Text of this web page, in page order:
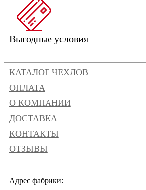
Выгодные условия
КАТАЛОГ ЧЕХЛОВ
ОПЛАТА
О КОМПАНИИ
ДОСТАВКА
КОНТАКТЫ
ОТЗЫВЫ
Адрес фабрики: